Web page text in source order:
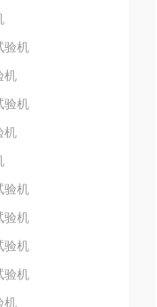
验机
机
验机
机
验机
验机
验机
验机
机